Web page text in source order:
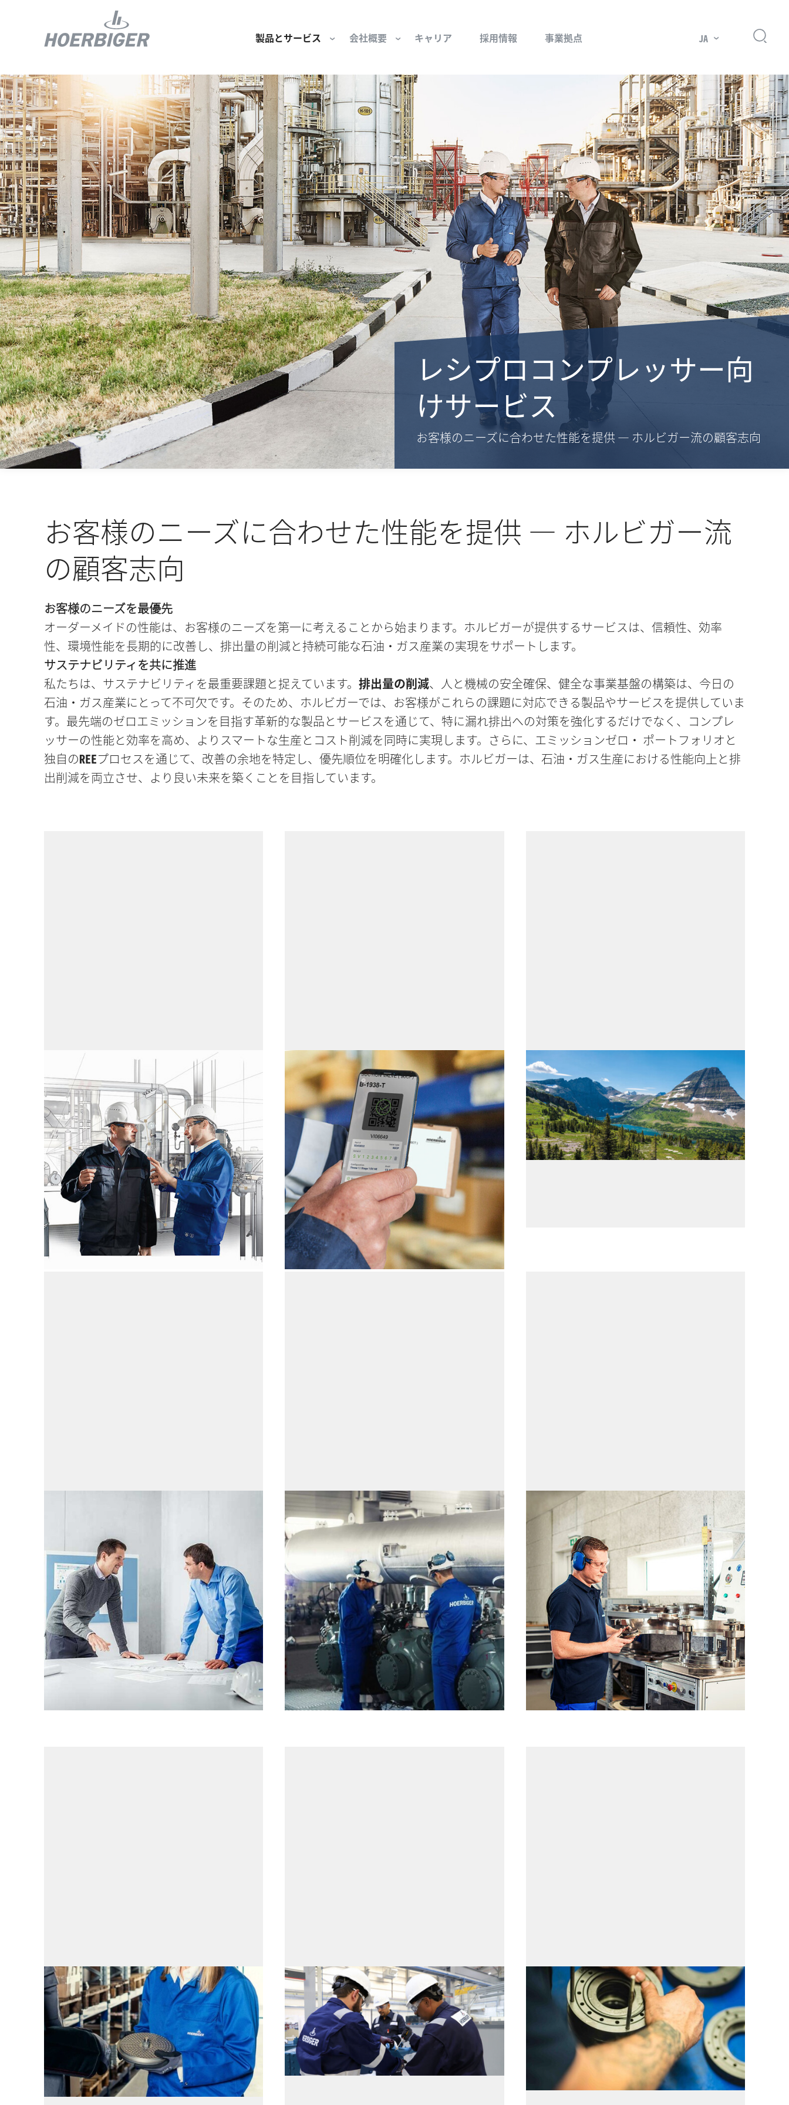
製品とサービス
コンプレッサー用部品とサービス
水素産業向けコンポーネント
フロー＆モーション制御
回転ユニオンとスリップリング
ガスエンジン用部品
空気・産業用コンプレッサー用部品
産業分野・当社の主要市場
会社概要
会社概要
組織と役員
文化と価値観
サステナビリティ
私たちの原点
キャリア 採用情報 事業拠点 JA
レシプロコンプレッサー向
けサービス
お客様のニーズに合わせた性能を提供 — ホルビガー流の顧客志向
お客様のニーズに合わせた性能を提供 — ホルビガー流
の顧客志向
お客様のニーズを最優先
オーダーメイドの性能は、お客様のニーズを第一に考えることから始まります。ホルビガーが提供するサービスは、信頼性、効率
性、環境性能を長期的に改善し、排出量の削減と持続可能な石油・ガス産業の実現をサポートします。
サステナビリティを共に推進
私たちは、サステナビリティを最重要課題と捉えています。 排出量の削減、人と機械の安全確保、健全な事業基盤の構築は、今日の
石油・ガス産業にとって不可欠です。そのため、ホルビガーでは、お客様がこれらの課題に対応できる製品やサービスを提供していま
す。最先端のゼロエミッションを目指す革新的な製品とサービスを通じて、特に漏れ排出への対策を強化するだけでなく、コンプレ
ッサーの性能と効率を高め、よりスマートな生産とコスト削減を同時に実現します。さらに、エミッションゼロ・ ポートフォリオと
独自のREEプロセスを通じて、改善の余地を特定し、優先順位を明確化します。ホルビガーは、石油・ガス生産における性能向上と排
出削減を両立させ、より良い未来を築くことを目指しています。
コンプレッサー開発
HCU - コンプレッサーのアップグレー
ド
REE - 信頼性、効率性、環境性能
HPP - シリンダーリング設計評価と高
性能ピストン
デジタルサービス
VISTRA®
エミッション
エミッション・コンパス
エンジニアリングサービス
フィールドサービス
フィールドサービス
HydroCOMサービス
メンテナンス
PRR - ピストンロッド修理
HPR - パッキンケースメンテナンス
HVR - バルブ整備
PowerPEEK®材・プロファイルプレー
トバルブ整備
予備部品
予備部品
リングとパッキンの予備部品
トレーニング・プログ
ラム
北米向けサービス